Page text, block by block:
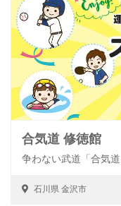
合気道 修徳館
争わない武道「合気
石川県 金沢市